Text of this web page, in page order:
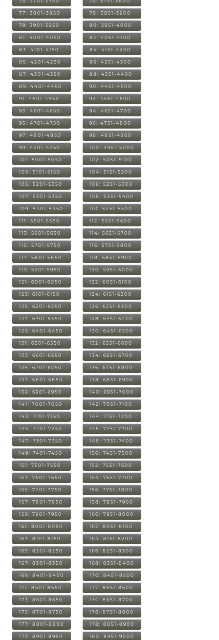
77: 3801-3850 78: 3851-3900
79: 3901-3950 80: 3951-4000
81: 4001-4050 82: 4051-4100
83: 4101-4150 84: 4151-4200
85: 4201-4250 86: 4251-4300
87: 4301-4350 88: 4351-4400
89: 4401-4450 90: 4451-4500
91: 4501-4550 92: 4551-4600
93: 4601-4650 94: 4651-4700
95: 4701-4750 96: 4751-4800
97: 4801-4850 98: 4851-4900
99: 4901-4950 100: 4951-5000
101: 5001-5050 102: 5051-5100
103: 5101-5150 104: 5151-5200
105: 5201-5250 106: 5251-5300
107: 5301-5350 108: 5351-5400
109: 5401-5450 110: 5451-5500
111: 5501-5550 112: 5551-5600
113: 5601-5650 114: 5651-5700
115: 5701-5750 116: 5751-5800
117: 5801-5850 118: 5851-5900
119: 5901-5950 120: 5951-6000
121: 6001-6050 122: 6051-6100
123: 6101-6150 124: 6151-6200
125: 6201-6250 126: 6251-6300
127: 6301-6350 128: 6351-6400
129: 6401-6450 130: 6451-6500
131: 6501-6550 132: 6551-6600
133: 6601-6650 134: 6651-6700
135: 6701-6750 136: 6751-6800
137: 6801-6850 138: 6851-6900
139: 6901-6950 140: 6951-7000
141: 7001-7050 142: 7051-7100
143: 7101-7150 144: 7151-7200
145: 7201-7250 146: 7251-7300
147: 7301-7350 148: 7351-7400
149: 7401-7450 150: 7451-7500
151: 7501-7550 152: 7551-7600
153: 7601-7650 154: 7651-7700
155: 7701-7750 156: 7751-7800
157: 7801-7850 158: 7851-7900
159: 7901-7950 160: 7951-8000
161: 8001-8050 162: 8051-8100
163: 8101-8150 164: 8151-8200
165: 8201-8250 166: 8251-8300
167: 8301-8350 168: 8351-8400
169: 8401-8450 170: 8451-8500
171: 8501-8550 172: 8551-8600
173: 8601-8650 174: 8651-8700
175: 8701-8750 176: 8751-8800
177: 8801-8850 178: 8851-8900
179: 8901-8950 180: 8951-9000